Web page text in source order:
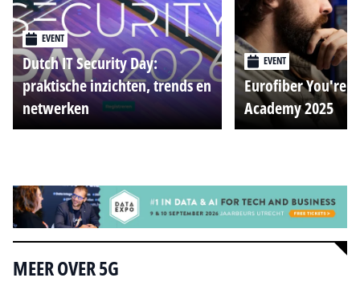
EVENT
Dutch IT Security Day:
praktische inzichten, trends en
netwerken
EVENT
Eurofiber You're
Academy 2025
MEER OVER 5G